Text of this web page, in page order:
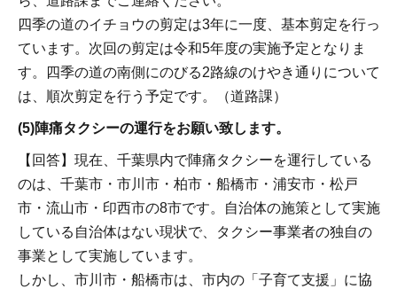
四季の道のイチョウの剪定は3年に一度、基本剪定を行っ
ています。次回の剪定は令和5年度の実施予定となりま
す。四季の道の南側にのびる2路線のけやき通りについて
は、順次剪定を行う予定です。（道路課）
(5)陣痛タクシーの運行をお願い致します。
【回答】現在、千葉県内で陣痛タクシーを運行している
のは、千葉市・市川市・柏市・船橋市・浦安市・松戸
市・流山市・印西市の8市です。自治体の施策として実施
している自治体はない現状で、タクシー事業者の独自の
事業として実施しています。
しかし、市川市・船橋市は、市内の「子育て支援」に協